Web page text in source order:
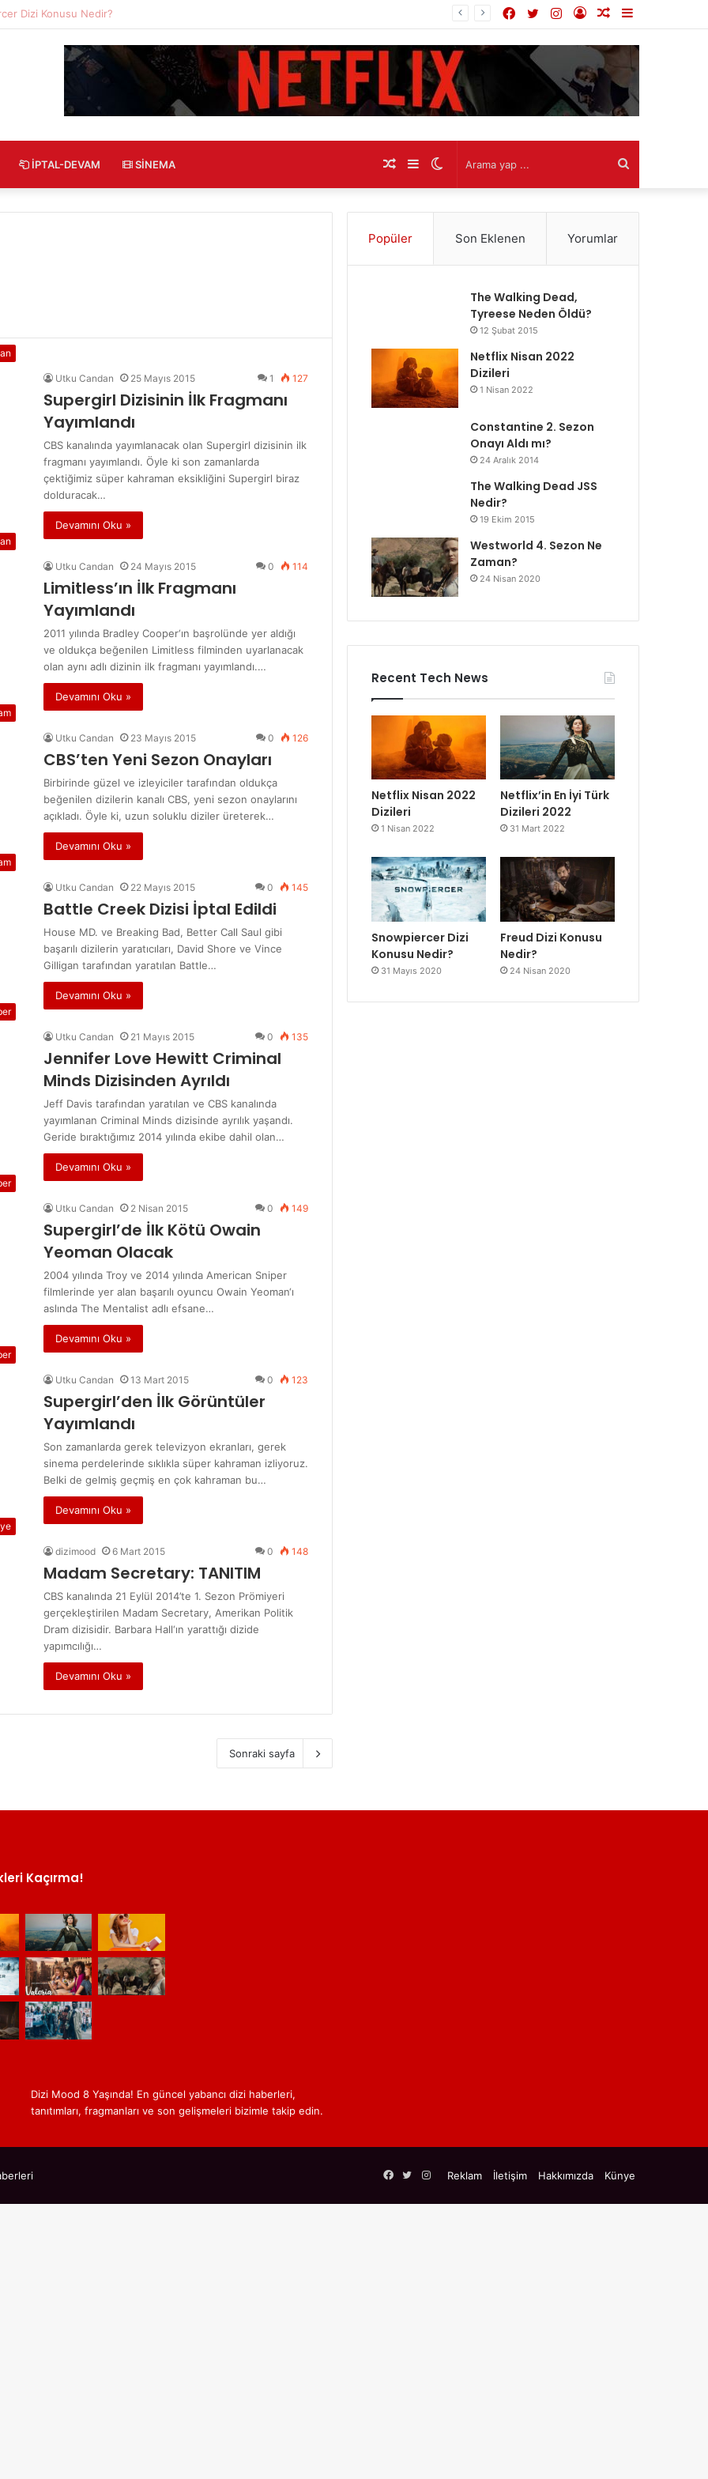
Konusu Nedir?
Bölmesi
Rastgele
Makale
Kayıt
Ol
Instagram
Twitter
Facebook
İPTAL-DEVAM SINEMA
yap
görünümü
Kenar
Bölmesi
Rastgele
Makale
Utku Candan 25 Mayıs 2015 1 127
Supergirl Dizisinin İlk Fragmanı
Yayımlandı
CBS kanalında yayımlanacak olan Supergirl dizisinin ilk
fragmanı yayımlandı. Öyle ki son zamanlarda
çektiğimiz süper kahraman eksikliğini Supergirl biraz
dolduracak…
Devamını Oku »
Utku Candan 24 Mayıs 2015 0 114
Limitless’ın İlk Fragmanı
Yayımlandı
2011 yılında Bradley Cooper‘ın başrolünde yer aldığı
ve oldukça beğenilen Limitless filminden uyarlanacak
olan aynı adlı dizinin ilk fragmanı yayımlandı.…
Devamını Oku »
Utku Candan 23 Mayıs 2015 0 126
CBS’ten Yeni Sezon Onayları
Birbirinde güzel ve izleyiciler tarafından oldukça
beğenilen dizilerin kanalı CBS, yeni sezon onaylarını
açıkladı. Öyle ki, uzun soluklu diziler üreterek…
Devamını Oku »
Utku Candan 22 Mayıs 2015 0 145
Battle Creek Dizisi İptal Edildi
House MD. ve Breaking Bad, Better Call Saul gibi
başarılı dizilerin yaratıcıları, David Shore ve Vince
Gilligan tarafından yaratılan Battle…
Devamını Oku »
Utku Candan 21 Mayıs 2015 0 135
Jennifer Love Hewitt Criminal
Minds Dizisinden Ayrıldı
Jeff Davis tarafından yaratılan ve CBS kanalında
yayımlanan Criminal Minds dizisinde ayrılık yaşandı.
Geride bıraktığımız 2014 yılında ekibe dahil olan…
Devamını Oku »
Utku Candan 2 Nisan 2015 0 149
Supergirl’de İlk Kötü Owain
Yeoman Olacak
2004 yılında Troy ve 2014 yılında American Sniper
filmlerinde yer alan başarılı oyuncu Owain Yeoman‘ı
aslında The Mentalist adlı efsane…
Devamını Oku »
Utku Candan 13 Mart 2015 0 123
Supergirl’den İlk Görüntüler
Yayımlandı
Son zamanlarda gerek televizyon ekranları, gerek
sinema perdelerinde sıklıkla süper kahraman izliyoruz.
Belki de gelmiş geçmiş en çok kahraman bu…
Devamını Oku »
dizimood 6 Mart 2015 0 148
Madam Secretary: TANITIM
CBS kanalında 21 Eylül 2014’te 1. Sezon Prömiyeri
gerçekleştirilen Madam Secretary, Amerikan Politik
Dram dizisidir. Barbara Hall‘ın yarattığı dizide
yapımcılığı…
Devamını Oku »
Sonraki sayfa
Popüler Son Eklenen Yorumlar
The Walking Dead,
Tyreese Neden Öldü?
12 Şubat 2015
Netflix Nisan 2022
Dizileri
1 Nisan 2022
Constantine 2. Sezon
Onayı Aldı mı?
24 Aralık 2014
The Walking Dead JSS
Nedir?
19 Ekim 2015
Westworld 4. Sezon Ne
Zaman?
24 Nisan 2020
Recent Tech News
Netflix Nisan 2022
Dizileri
1 Nisan 2022
Netflix’in En İyi Türk
Dizileri 2022
31 Mart 2022
Snowpiercer Dizi
Konusu Nedir?
31 Mayıs 2020
Freud Dizi Konusu
Nedir?
24 Nisan 2020
Kaçırma!
Dizi Mood 8 Yaşında! En güncel yabancı dizi haberleri,
tanıtımları, fragmanları ve son gelişmeleri bizimle takip edin.
Reklam İletişim Hakkımızda Künye
Facebook
TwitterInstagram